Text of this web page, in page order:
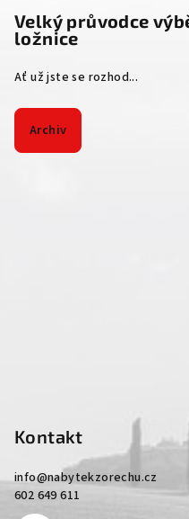
Velký průvodce
ložnice
Ať už jste se rozhod...
Archiv
Kontakt
info@nabytekzorechu.cz
602 649 611